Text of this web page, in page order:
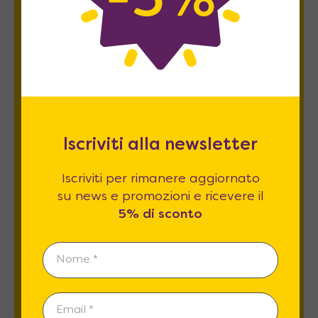
Newsletter
Iscriviti per rimanere aggiornato su news
e promozioni e ricevere il5% di sconto
Esprimo il mio consenso al trattamento dati
relativamente al punto 2 A e Bdell'informativa
REGISTRATI
Iscriviti alla newsletter
Iscriviti per rimanere aggiornato
su news e promozioni e ricevere il
5% di sconto